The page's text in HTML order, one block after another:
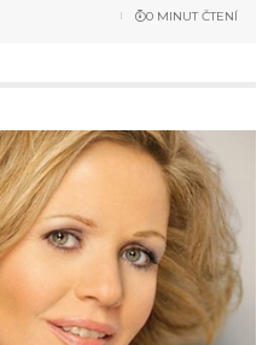
0 MINUT ČTENÍ